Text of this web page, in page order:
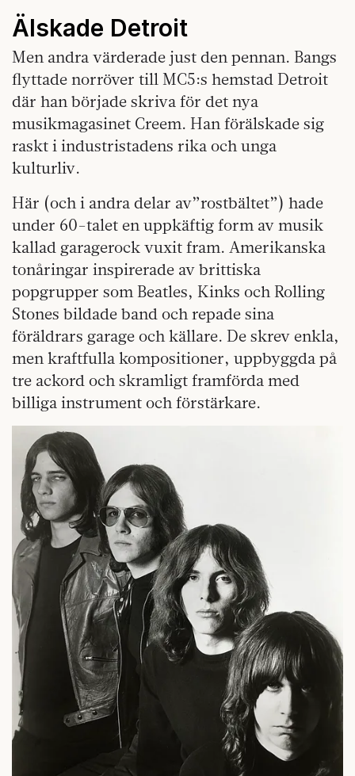
Älskade Detroit
Men andra värderade just den pennan. Bangs
flyttade norröver till MC5:s hemstad Detroit
där han började skriva för det nya
musikmagasinet Creem. Han förälskade sig
raskt i industristadens rika och unga
kulturliv.
Här (och i andra delar av”rostbältet”) hade
under 60-talet en uppkäftig form av musik
kallad garagerock vuxit fram. Amerikanska
tonåringar inspirerade av brittiska
popgrupper som Beatles, Kinks och Rolling
Stones bildade band och repade sina
föräldrars garage och källare. De skrev enkla,
men kraftfulla kompositioner, uppbyggda på
tre ackord och skramligt framförda med
billiga instrument och förstärkare.